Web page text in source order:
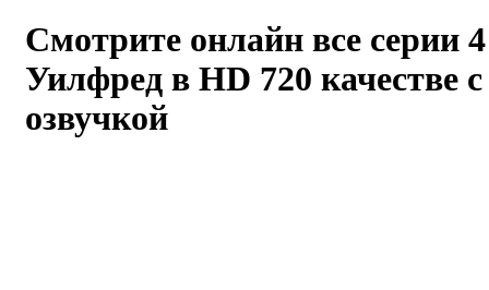
Смотрите онлайн все серии 4
Уилфред в HD 720 качестве
озвучкой